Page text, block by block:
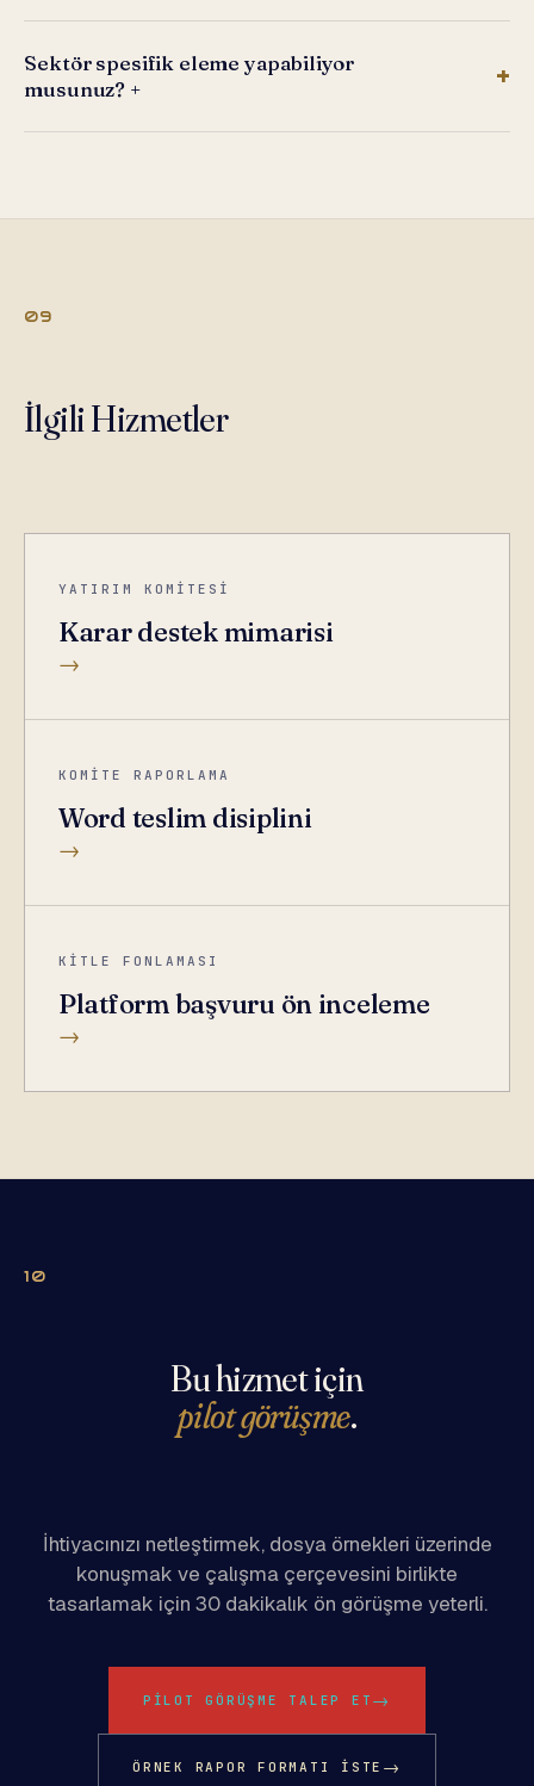
Sektör spesifik eleme yapabiliyor
musunuz? +
09
İlgili Hizmetler
YATIRIM KOMİTESİ
Karar destek mimarisi
→
KOMİTE RAPORLAMA
Word teslim disiplini
→
KİTLE FONLAMASI
Platform başvuru ön inceleme
→
10
Bu hizmet için
pilot görüşme.
İhtiyacınızı netleştirmek, dosya örnekleri üzerinde
konuşmak ve çalışma çerçevesini birlikte
tasarlamak için 30 dakikalık ön görüşme yeterli.
PILOT GÖRÜŞME TALEP ET →
ÖRNEK RAPOR FORMATI ISTE →